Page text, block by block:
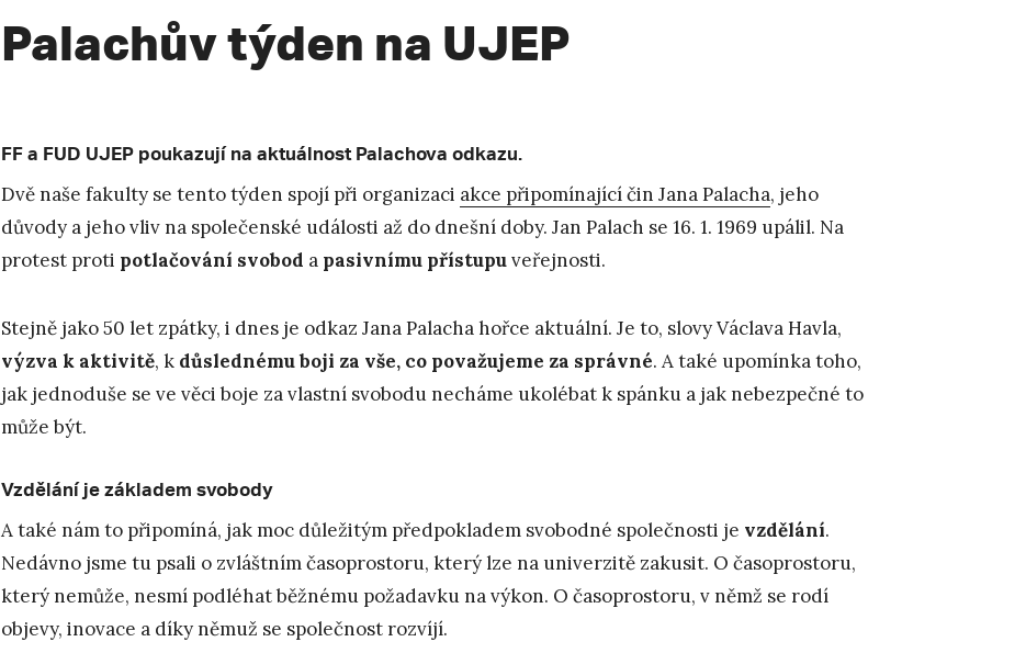
Palachův týden na UJEP
FF a FUD UJEP poukazují na aktuálnost Palachova odkazu.
Dvě naše fakulty se tento týden spojí při organizaci akce připomínající čin Jana Palacha, jeho
důvody a jeho vliv na společenské události až do dnešní doby. Jan Palach se 16. 1. 1969 upálil. Na
protest proti potlačování svobod a pasivnímu přístupuveřejnosti.
Stejně jako 50 let zpátky, i dnes je odkaz Jana Palacha hořce aktuální. Je to, slovy Václava Havla,
výzva k aktivitě, k důslednému boji za vše, co považujeme za správné. A také upomínka toho,
jak jednoduše se ve věci boje za vlastní svobodu necháme ukolébat k spánku a jak nebezpečné to
může být.
Vzdělání je základem svobody
A také nám to připomíná, jak moc důležitým předpokladem svobodné společnosti je vzdělání.
Nedávno jsme tu psali o zvláštním časoprostoru, který lze na univerzitě zakusit. O časoprostoru,
který nemůže, nesmí podléhat běžnému požadavku na výkon. O časoprostoru, v němž se rodí
objevy, inovace a díky němuž se společnost rozvíjí.